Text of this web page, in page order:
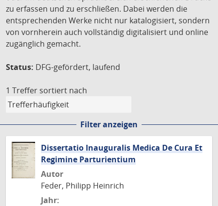
zu erfassen und zu erschließen. Dabei werden die
entsprechenden Werke nicht nur katalogisiert, sondern
von vornherein auch vollständig digitalisiert und online
zugänglich gemacht.
Status: DFG-gefördert, laufend
1 Treffer sortiert nach
Filter anzeigen
Dissertatio Inauguralis Medica De Cura Et
Regimine Parturientium
Autor
Feder, Philipp Heinrich
Jahr: